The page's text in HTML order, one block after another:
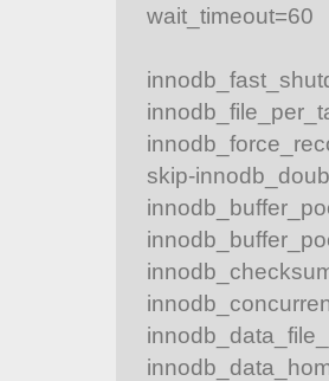
wait_timeout=60
skip-